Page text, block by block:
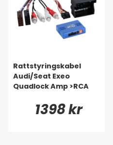
Rattstyringskabel
Audi/Seat Exeo
Quadlock Amp >RCA
1398 kr